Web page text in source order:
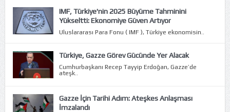
IMF, Türkiye'nin 2025 Büyüme Tahminini
Yükseltti: Ekonomiye Güven Artıyor
Uluslararası Para Fonu ( IMF ), Türkiye ekonomisin..
Türkiye, Gazze Görev Gücünde Yer Alacak
Cumhurbaşkanı Recep Tayyip Erdoğan, Gazze’de
ateşk..
Gazze İçin Tarihi Adım: Ateşkes Anlaşması
İmzalandı